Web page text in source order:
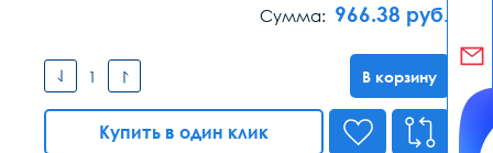
Сумма: 966.38 руб.
В корзину
Купить в один клик